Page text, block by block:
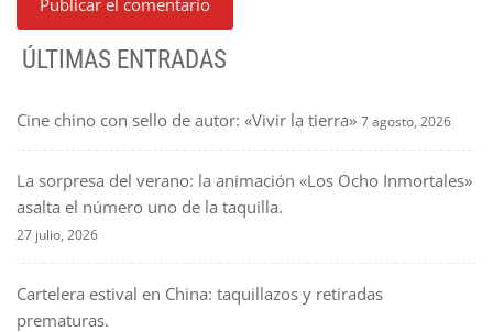
ÚLTIMAS ENTRADAS
Cine chino con sello de autor: «Vivir la tierra» 7 agosto, 2026
La sorpresa del verano: la animación «Los Ocho Inmortales»
asalta el número uno de la taquilla.
27 julio, 2026
Cartelera estival en China: taquillazos y retiradas
prematuras.